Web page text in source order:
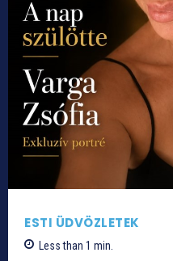
ESTI ÜDVÖZLETEK
Less than 1 min.